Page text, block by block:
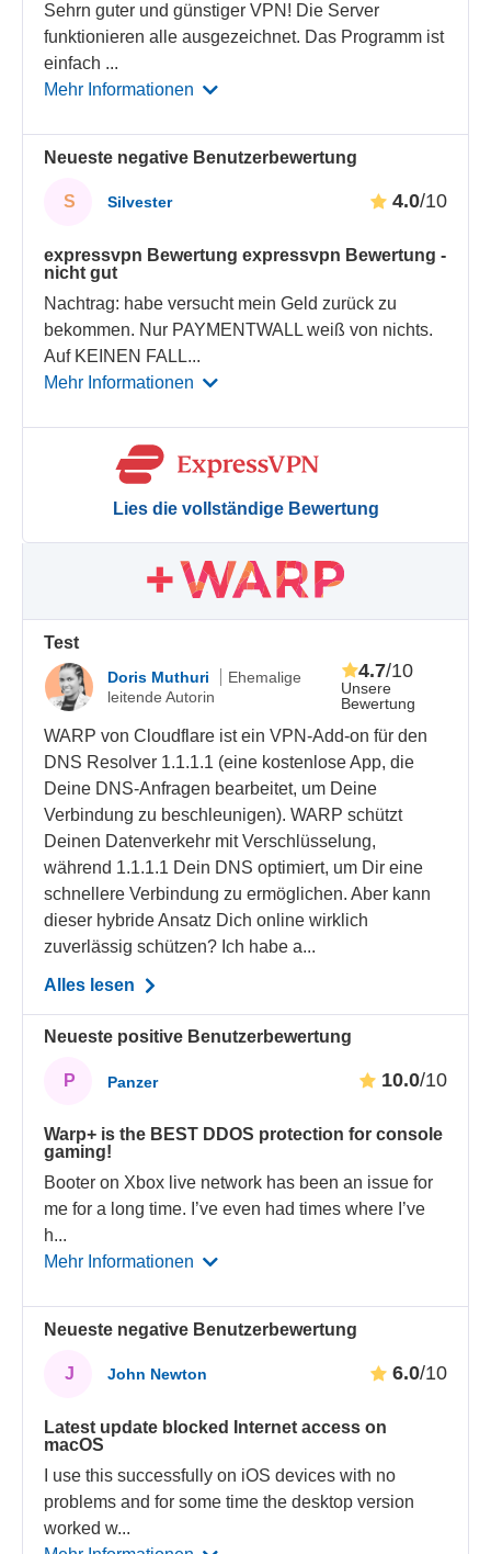
Sehrn guter und günstiger VPN! Die Server
funktionieren alle ausgezeichnet. Das Programm ist
einfach ...
Mehr Informationen
Neueste negative Benutzerbewertung
S Silvester 4.0/10
expressvpn Bewertung expressvpn Bewertung -
nicht gut
Nachtrag: habe versucht mein Geld zurück zu
bekommen. Nur PAYMENTWALL weiß von nichts.
Auf KEINEN FALL...
Mehr Informationen
Lies die vollständige Bewertung
Test
Doris Muthuri
Ehemalige
leitende Autorin
Unsere
Bewertung
4.7/10
WARP von Cloudflare ist ein VPN-Add-on für den
DNS Resolver 1.1.1.1 (eine kostenlose App, die
Deine DNS-Anfragen bearbeitet, um Deine
Verbindung zu beschleunigen). WARP schützt
Deinen Datenverkehr mit Verschlüsselung,
während 1.1.1.1 Dein DNS optimiert, um Dir eine
schnellere Verbindung zu ermöglichen. Aber kann
dieser hybride Ansatz Dich online wirklich
zuverlässig schützen? Ich habe a...
Alles lesen
Neueste positive Benutzerbewertung
P Panzer 10.0/10
Warp+ is the BEST DDOS protection for console
gaming!
Booter on Xbox live network has been an issue for
me for a long time. I’ve even had times where I’ve
h...
Mehr Informationen
Neueste negative Benutzerbewertung
J John Newton 6.0/10
Latest update blocked Internet access on
macOS
I use this successfully on iOS devices with no
problems and for some time the desktop version
worked w...